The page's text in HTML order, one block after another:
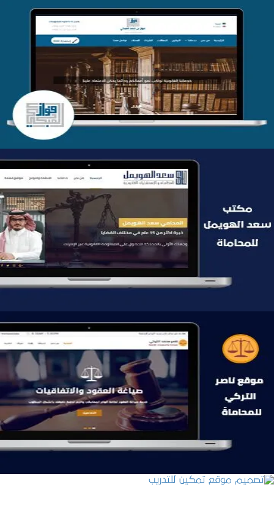
موقع فواز المبكي للمحاماة
التفاصيل
موقع سعد الهويمل للمحاماة
التفاصيل
موقع ناصر التركي للمحاماة
التفاصيل